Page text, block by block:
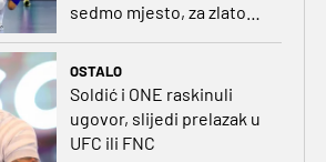
sedmo mjesto, za zlato
OSTALO
Soldić i ONE raskinuli
ugovor, slijedi prelazak u
UFC ili FNC